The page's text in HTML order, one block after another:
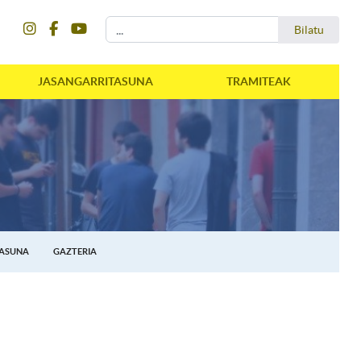
Bilatu
JASANGARRITASUNA TRAMITEAK
GAZTERIA